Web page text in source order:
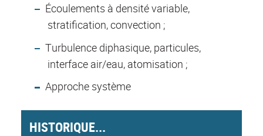
Écoulements à densité variable,
stratification, convection ;
Turbulence diphasique, particules,
interface air/eau, atomisation ;
Approche système
HISTORIQUE...